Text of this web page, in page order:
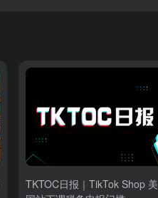
TKTOC日报｜TikTok Shop 美